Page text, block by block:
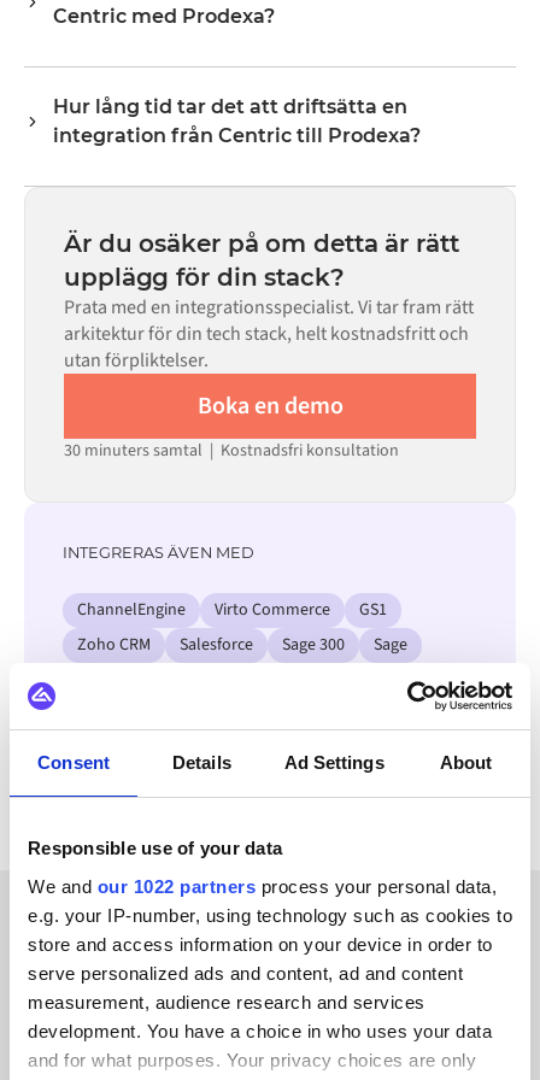
Consent Details Ad Settings About
Responsible use of your data
We and our 1022 partners process your personal data,
e.g. your IP-number, using technology such as cookies to
store and access information on your device in order to
serve personalized ads and content, ad and content
measurement, audience research and services
development. You have a choice in who uses your data
and for what purposes. Your privacy choices are only
lagernivåer, priser och statusuppdateringar. Alumios
data anländer i det format som varje system förväntar
Centric med Prodexa?
Marketplace konfigurerar du integrationen via ett visuellt
gränssnitt utan att skriva egen kod, inklusive
kod finns tillgänglig i de fall där konfigurationen inte
Hur lång tid tar det att driftsätta en
integration från Centric till Prodexa?
beroende på komplexiteten i datamappningen, antalet
flöden som krävs och din interna granskningsprocess.
För många system finns färdiga kopplingar tillgängliga i
Alumio Marketplace, vilket avsevärt minskar
installationstiden.
Är du osäker på om detta är rätt
upplägg för din stack?
Prata med en integrationsspecialist. Vi tar fram rätt
arkitektur för din tech stack, helt kostnadsfritt och
utan förpliktelser.
Boka en demo
30 minuters samtal | Kostnadsfri konsultation
INTEGRERAS ÄVEN MED
ChannelEngine Virto Commerce
GS1
Zoho CRM
Salesforce Sage 300
Sage
KUNDBERÄTTELSER
Hear from our satisfied
customers